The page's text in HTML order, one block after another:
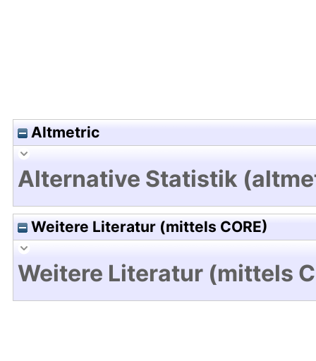
Altmetric
Alternative Statistik
Weitere Literatur (mittels CORE)
Weitere Literatur (mittels